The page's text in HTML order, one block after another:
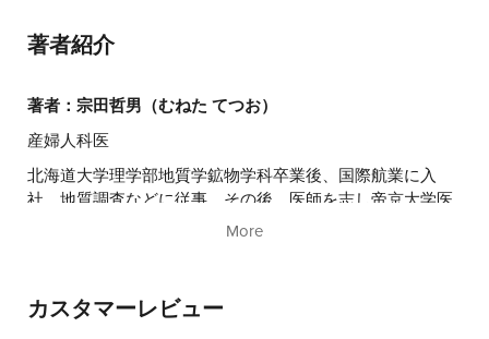
これはすべて、正しい栄養を取ることで実現します。
母子ともに身心を理想的な状態に保つための
正しい栄養の取り方について、お伝えしています。
教えてくれるのは、産科医の宗田哲男先生。
世界で初めて「胎児のケトン体は極めて高値である」こと
先生はこの発見をもとに、妊婦さんたちへ
著者紹介
著者：宗田哲男（むねた てつお）
産婦人科医
北海道大学理学部地質学鉱物学科卒業後、国際航業に入
社、地質調査などに従事。その後、医師を志し帝京大学医
学部へ入学。卒業後は小豆沢病院、立川相互病院勤務を経
するが、糖質制限で劇的に改善、５カ月で15kg減量するこ
More
カスタマーレビュー